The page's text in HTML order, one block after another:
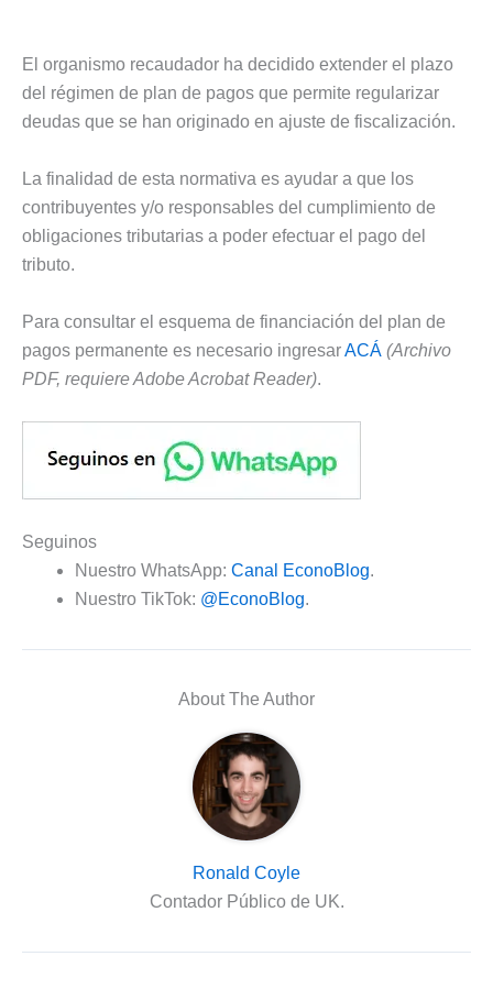
El organismo recaudador ha decidido extender el plazo
del régimen de plan de pagos que permite regularizar
deudas que se han originado en ajuste de fiscalización.
La finalidad de esta normativa es ayudar a que los
contribuyentes y/o responsables del cumplimiento de
obligaciones tributarias a poder efectuar el pago del
tributo.
Para consultar el esquema de financiación del plan de
pagos permanente es necesario ingresarACÁ (Archivo
PDF, requiere Adobe Acrobat Reader).
Seguinos
Nuestro WhatsApp: Canal EconoBlog.
Nuestro TikTok: @EconoBlog.
About The Author
Ronald Coyle
Contador Público de UK.